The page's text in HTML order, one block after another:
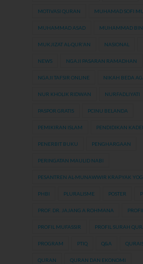
MOTIVASI QURAN MUHAMAD SOFI
MUHAMMAD ASAD MUHAMMAD BIN
MUKJIZAT AL-QUR'AN NASIONAL
NEWS NGAJI PASARAN RAMADHAN
NGAJI TAFSIR ONLINE NIKAH BEDA
NUR KHOLIK RIDWAN NURFADLIYATI
PASPOR GRATIS PCINU BELANDA
PEMIKIRAN ISLAM PENDIDIKAN
PENERBIT BUKU PENGHARGAAN
PERINGATAN MAULID NABI
PESANTREN AL-MUNAWWIR KRAPYAK
PHBI PLURALISME POSTER
PROF. DR. JAJANG A ROHMANA PROFIL
PROFIL MUFASSIR PROFIL SURAH
PROGRAM PTIQ Q&A
QURAN QURAN DAN EKONOMI